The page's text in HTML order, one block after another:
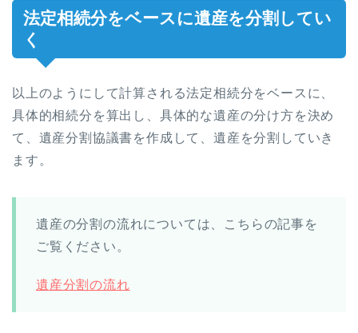
法定相続分をベースに遺産を分割してい
く
以上のようにして計算される法定相続分をベースに、
具体的相続分を算出し、具体的な遺産の分け方を決め
て、遺産分割協議書を作成して、遺産を分割していき
ます。
遺産の分割の流れについては、こちらの記事を
ご覧ください。
遺産分割の流れ